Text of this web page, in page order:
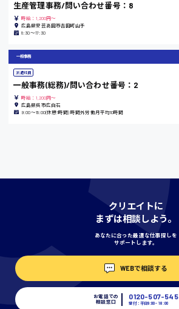
島根県
愛知県
時給1100円〜
時給1000円〜
時給1400円〜
生産管理事務/問い合わせ番号：8
時給：1,200円～
広島県安芸高田市吉田町山手
8:30〜17:30
一般事務
派遣社員
一般事務(総務)/問い合わせ番号：2
時給：1,200円～
広島県呉市広白石
9:00〜18:00(休憩1時間) 時間外労働月平均10時間
クリエイトに
まずは相談しよう。
あなたに合った最適な仕事探しを
サポートします。
WEBで相談する
お電話での
相談窓口
0120-507-545
受付：平日9:00 - 18:00